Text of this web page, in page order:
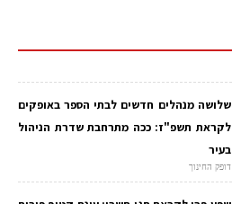
שלושה מנהלים חדשים לבתי הספר באופקים
לקראת תשפ"ז: ככה מתרחבת שדרת הניהול
בעיר
דופק החינוך